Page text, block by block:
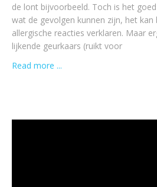
de lont bijvoorbeeld. Toch is het
wat de gevolgen kunnen zijn, het kan
allergische reacties verklaren. Maar
lijkende geurkaars (ruikt voor
Read more ...